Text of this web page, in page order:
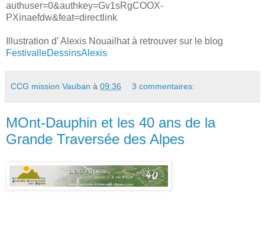
authuser=0&authkey=Gv1sRgCOOX-
PXinaefdw&feat=directlink
Illustration d' Alexis Nouailhat à retrouver sur le blog
FestivalleDessinsAlexis
CCG mission Vauban à 09:36 3 commentaires:
MOnt-Dauphin et les 40 ans de la
Grande Traversée des Alpes